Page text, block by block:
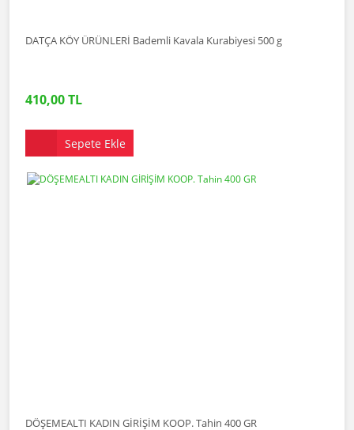
DATÇA KÖY ÜRÜNLERİ Bademli Kavala Kurabiyesi 500 g
410,00 TL
Sepete Ekle
DÖŞEMEALTI KADIN GİRİŞİM KOOP. Tahin 400 GR